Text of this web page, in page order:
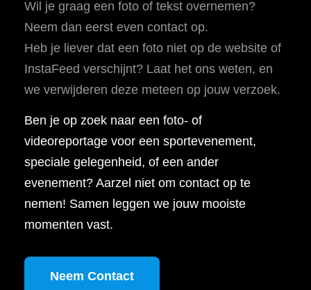
Wil je graag een foto of tekst overnemen?
Neem dan eerst even contact op.
Heb je liever dat een foto niet op de website of
InstaFeed verschijnt? Laat het ons weten, en
we verwijderen deze meteen op jouw verzoek.
Ben je op zoek naar een foto- of
videoreportage voor een sportevenement,
speciale gelegenheid, of een ander
evenement? Aarzel niet om contact op te
nemen! Samen leggen we jouw mooiste
momenten vast.
Neem Contact